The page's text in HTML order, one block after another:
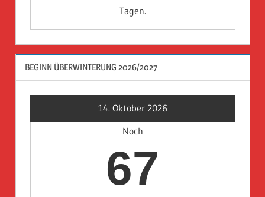
Tagen.
BEGINN ÜBERWINTERUNG 2026/2027
14. Oktober 2026
Noch
67